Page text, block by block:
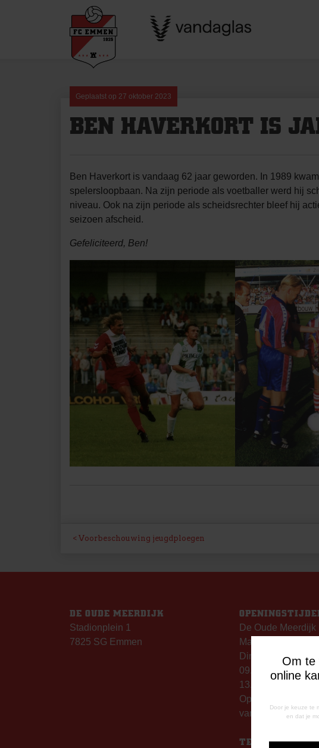
Om te
online
Door je keuze te
en dat je
Geplaatst op 27 oktober 2023
BEN HAVERKORT IS
Ben Haverkort is vandaag 62 jaar geworden. In 1989
spelersloopbaan. Na zijn periode als voetballer werd hij
niveau. Ook na zijn periode als scheidsrechter bleef hij
seizoen afscheid.
Gefeliciteerd, Ben!
BERICHT
Voorbeschouwing jeugdploegen
DE OUDE MEERDIJK
Stadionplein 1
7825 SG Emmen
De Oude Meerdijk
Maandag: 09.00 –
Dinsdag t/m vrijdag:
09.00 – 12.15 uur
13.00 – 17.00 uur
Op
vanaf 13.00 uur
TELEFONISCHE